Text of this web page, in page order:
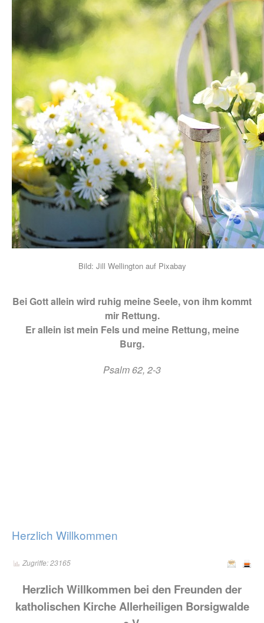
Bild: Jill Wellington auf Pixabay
Bei Gott allein wird ruhig meine Seele, von ihm kommt
mir Rettung.
Er allein ist mein Fels und meine Rettung, meine
Burg.
Psalm 62, 2-3
Herzlich Willkommen
Zugriffe: 23165
Herzlich Willkommen bei den Freunden der
katholischen Kirche Allerheiligen Borsigwalde